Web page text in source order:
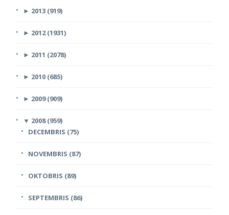
► 2013 (919)
► 2012 (1931)
► 2011 (2078)
► 2010 (685)
► 2009 (909)
▼ 2008 (959)
DECEMBRIS (75)
NOVEMBRIS (87)
OKTOBRIS (89)
SEPTEMBRIS (86)